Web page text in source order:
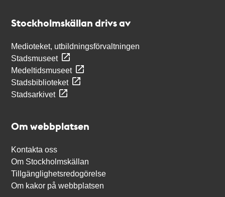
Stockholmskällan drivs av
Medioteket, utbildningsförvaltningen
Stadsmuseet
Medeltidsmuseet
Stadsbiblioteket
Stadsarkivet
Om webbplatsen
Kontakta oss
Om Stockholmskällan
Tillgänglighetsredogörelse
Om kakor på webbplatsen